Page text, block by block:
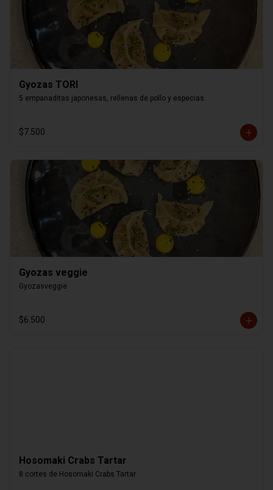
Gyozas TORI
5 empanaditas japonesas, rellenas de pollo y especias.
$7.500
Gyozas veggie
Gyozasveggie
$6.500
Hosomaki Crabs Tartar
8 cortes de Hosomaki Crabs Tartar